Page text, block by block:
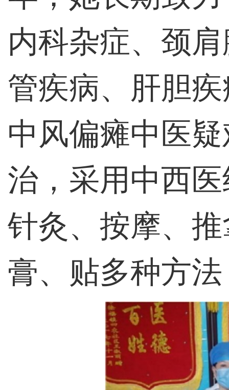
内科杂症、颈
管疾病、肝胆
中风偏瘫中医
治，采用中西
针灸、按摩、
膏、贴多种方